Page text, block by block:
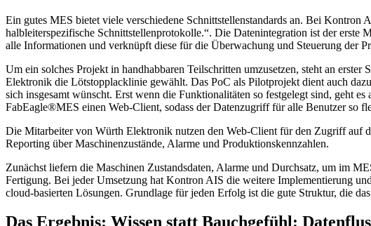
Ein gutes MES bietet viele verschiedene Schnittstellenstandards an. Bei
halbleiterspezifische Schnittstellenprotokolle.“. Die Datenintegration ist der
alle Informationen und verknüpft diese für die Überwachung und Steuerung der
Um ein solches Projekt in handhabbaren Teilschritten umzusetzen, steht an
Elektronik die Lötstopplacklinie gewählt. Das PoC als Pilotprojekt dient auch
sich insgesamt wünscht. Erst wenn die Funktionalitäten so festgelegt sind, geht
FabEagle®MES einen Web-Client, sodass der Datenzugriff für alle Benutzer so
Die Mitarbeiter von Würth Elektronik nutzen den Web-Client für den Zugriff auf
Reporting über Maschinenzustände, Alarme und Produktionskennzahlen.
Zunächst liefern die Maschinen Zustandsdaten, Alarme und Durchsatz, um im
Fertigung. Bei jeder Umsetzung hat Kontron AIS die weitere Implementierung
cloud-basierten Lösungen. Grundlage für jeden Erfolg ist die gute Struktur, die
Das Ergebnis: Wissen statt Bauchgefühl: